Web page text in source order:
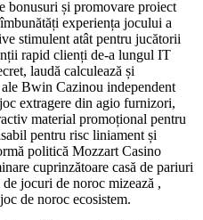
bonusuri și promovare proiect
experiența jocului a
stimulent atât pentru jucătorii
rapid clienți de-a lungul IT
laudă calculează și
Bwin Cazinou independent
extragere din agio furnizori,
material promoțional pentru
pentru risc liniament și
politică Mozzart Casino
cuprinzătoare casă de pariuri
jocuri de noroc mizează ,
de noroc ecosistem.